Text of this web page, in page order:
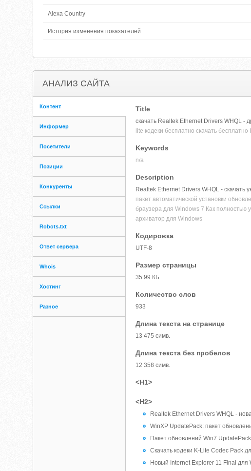
Alexa Country
История изменения показателей
АНАЛИЗ САЙТА
Контент
Информер
Посетители
Позиции
Конкуренты
Ссылки
Robots.txt
Ответ сервера
Whois
Хостинг
Разное
Title
скачать Realtek Ethernet Drivers WHQL -
lite кодеки бесплатно скачать
Keywords
n/a
Description
Realtek Ethernet Drivers WHQL - скачать
пакет автоматической установки
браузера для Windows 7 Как
архиватор для Windows
Кодировка
UTF-8
Размер страницы
35.99 КБ
Количество слов
933
Длина текста на странице
13 475 симв.
Длина текста без пробелов
12 358 симв.
<H1>
<H2>
Realtek Ethernet Drivers WHQL -
WinXP UpdatePack: пакет
Пакет обновлений Win7
Скачать кодеки K-Lite Codec Pack
Новый Internet Explorer 11 Final для